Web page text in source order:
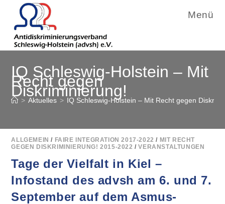
Inhalt
springen
Menü
IQ Schleswig-Holstein – Mit
Recht gegen
Diskriminierung!
> Aktuelles > IQ Schleswig-Holstein – Mit Recht gegen
ALLGEMEIN / FAIRE INTEGRATION 2017-2022 / MIT RECHT
GEGEN DISKRIMINIERUNG! 2015-2022 /VERANSTALTUNGEN
Tage der Vielfalt in Kiel –
Infostand des advsh am 6. und 7.
September auf dem Asmus-